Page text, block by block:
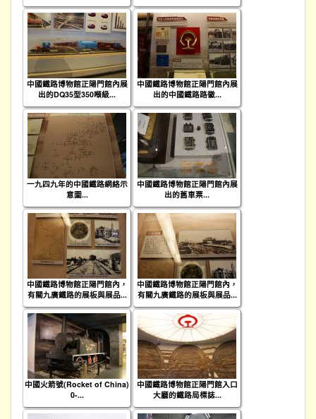
中國鐵路博物館正陽門館內展
出的DQ35型350噸級...
中國鐵路博物館正陽門館內展
出的中國鐵路路徽...
一九四九年的中國鐵路網絡示
意圖...
中國鐵路博物館正陽門館內展
出的舊車票...
中國鐵路博物館正陽門館內，
有關九廣鐵路的展板與展品...
中國鐵路博物館正陽門館內，
有關九廣鐵路的展板與展品...
中國火箭號(Rocket of China)
0-...
中國鐵路博物館正陽門館入口
大廳的鐵路局標誌...